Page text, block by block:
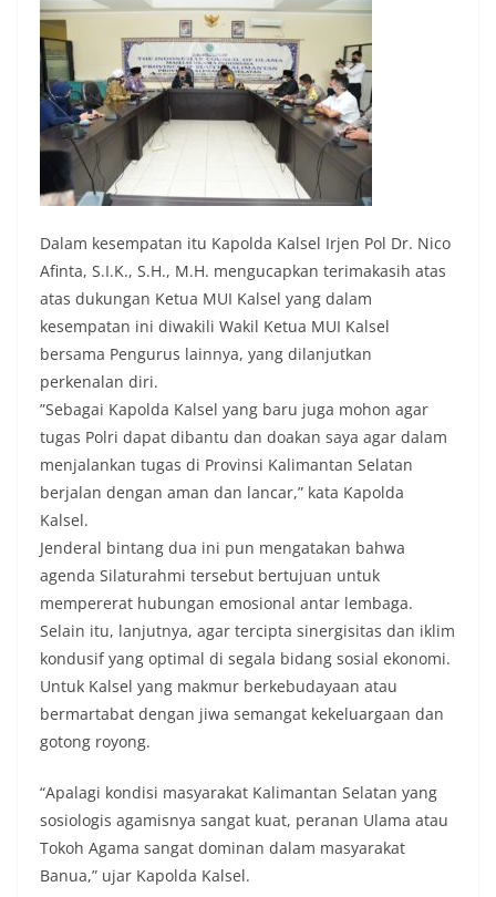
Dalam kesempatan itu Kapolda Kalsel Irjen Pol Dr. Nico
Afinta, S.I.K., S.H., M.H. mengucapkan terimakasih atas
atas dukungan Ketua MUI Kalsel yang dalam
kesempatan ini diwakili Wakil Ketua MUI Kalsel
bersama Pengurus lainnya, yang dilanjutkan
perkenalan diri.
”Sebagai Kapolda Kalsel yang baru juga mohon agar
tugas Polri dapat dibantu dan doakan saya agar dalam
menjalankan tugas di Provinsi Kalimantan Selatan
berjalan dengan aman dan lancar,” kata Kapolda
Kalsel.
Jenderal bintang dua ini pun mengatakan bahwa
agenda Silaturahmi tersebut bertujuan untuk
mempererat hubungan emosional antar lembaga.
Selain itu, lanjutnya, agar tercipta sinergisitas dan iklim
kondusif yang optimal di segala bidang sosial ekonomi.
Untuk Kalsel yang makmur berkebudayaan atau
bermartabat dengan jiwa semangat kekeluargaan dan
gotong royong.
“Apalagi kondisi masyarakat Kalimantan Selatan yang
sosiologis agamisnya sangat kuat, peranan Ulama atau
Tokoh Agama sangat dominan dalam masyarakat
Banua,” ujar Kapolda Kalsel.